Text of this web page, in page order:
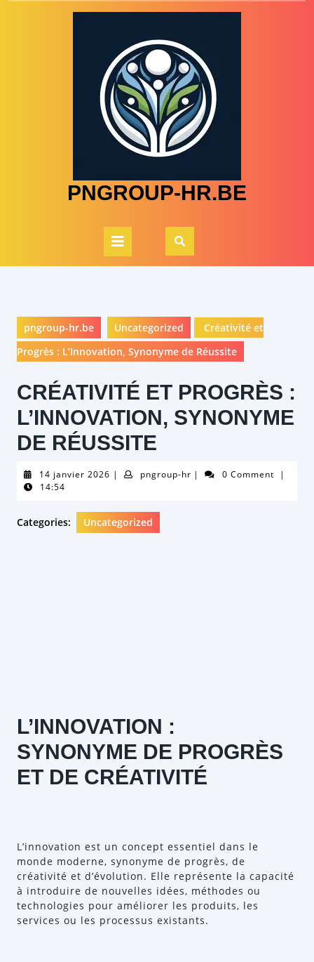
PNGROUP-HR.BE
Open
Button
pngroup-hr.be Uncategorized
Créativité et
Progrès : L’Innovation, Synonyme de Réussite
CRÉATIVITÉ ET PROGRÈS :
L’INNOVATION, SYNONYME
DE RÉUSSITE
14 janvier 2026 14| pngroup-hrpngroup-
| 0 Comment
|
14:54
Categories: Uncategorized
L’INNOVATION :
SYNONYME DE PROGRÈS
ET DE CRÉATIVITÉ
L’innovation est un concept essentiel dans le
monde moderne, synonyme de progrès, de
créativité et d’évolution. Elle représente la capacité
à introduire de nouvelles idées, méthodes ou
technologies pour améliorer les produits, les
services ou les processus existants.